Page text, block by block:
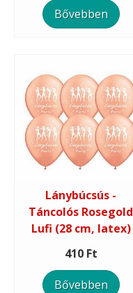
Bővebben
Lánybúcsús -
Táncolós Rosegold
Lufi (28 cm, latex)
410 Ft
Bővebben